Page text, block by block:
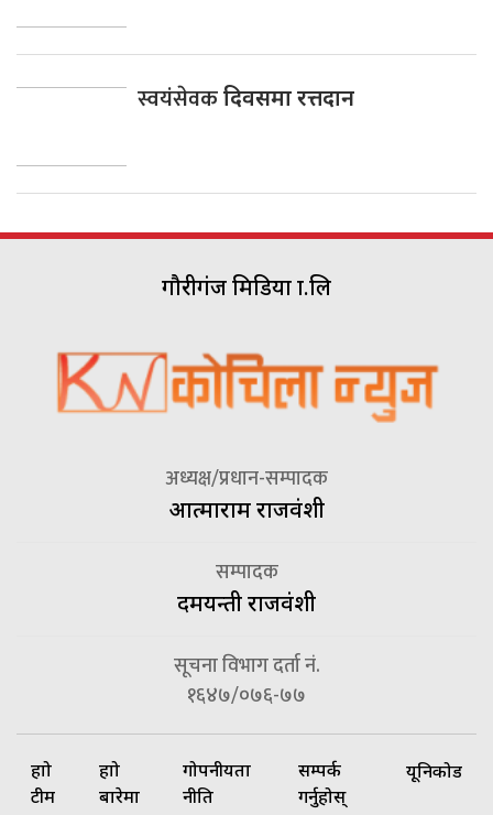
स्वयंसेवकदिवसमा रत्तदान
गौरीगंज मिडिया प्रा.लि
अध्यक्ष/प्रधान-सम्पादक
आत्माराम राजवंशी
सम्पादक
दमयन्ती राजवंशी
सूचना विभाग दर्ता नं.
१६४७/०७६-७७
हाम्रो
टीम
हाम्रो
बारेमा
गोपनीयता
नीति
सम्पर्क
गर्नुहोस्
यूनिकोड